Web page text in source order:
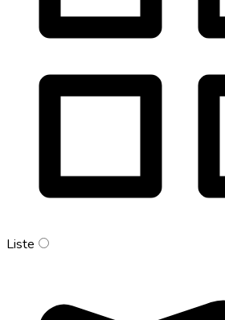
Liste